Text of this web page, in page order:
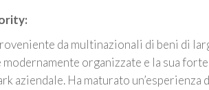
da multinazionali di beni di
modernamente organizzate e la sua
aziendale. Ha maturato un’esperienza